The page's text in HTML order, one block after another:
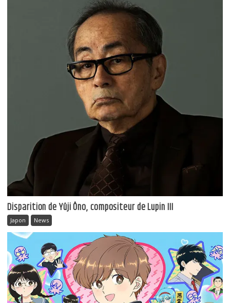
Disparition de Yûji Ôno, compositeur de Lupin III
Japon News